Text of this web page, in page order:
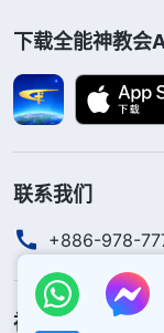
去。我又要将我
上、从我神那
名，都写在他上
法，我是俄梅戛
字），是昔在
就是全能神。那
呢？其实神在
下载全能神教会
联系我们
+886-978-
神的国度降临了